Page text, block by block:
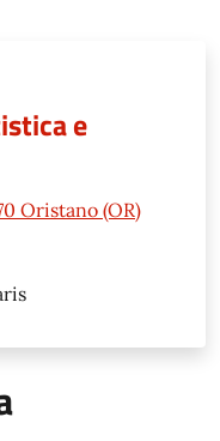
e
Oristano (OR)